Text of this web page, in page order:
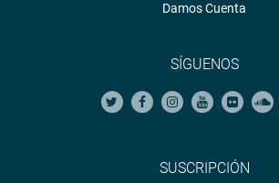
Damos Cuenta
SÍGUENOS
SUSCRIPCIÓN